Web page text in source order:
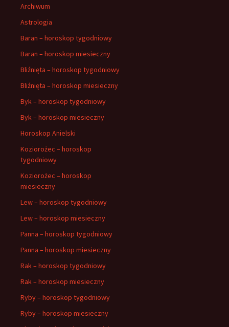
Archiwum
Astrologia
Baran – horoskop tygodniowy
Baran – horoskop miesieczny
Bliźnięta – horoskop tygodniowy
Bliźnięta – horoskop miesieczny
Byk – horoskop tygodniowy
Byk – horoskop miesieczny
Horoskop Anielski
Koziorożec – horoskop
tygodniowy
Koziorożec – horoskop
miesieczny
Lew – horoskop tygodniowy
Lew – horoskop miesieczny
Panna – horoskop tygodniowy
Panna – horoskop miesieczny
Rak – horoskop tygodniowy
Rak – horoskop miesieczny
Ryby – horoskop tygodniowy
Ryby – horoskop miesieczny